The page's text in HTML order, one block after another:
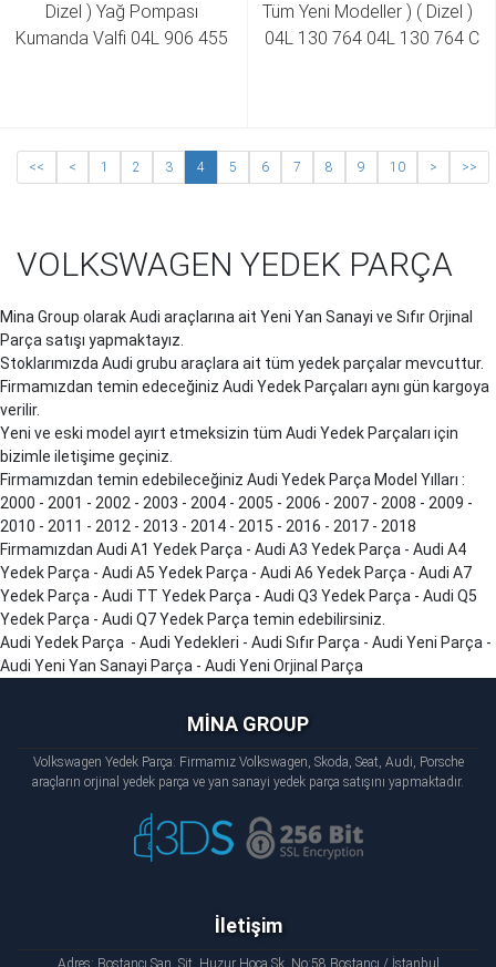
Dizel ) Yağ Pompası
Kumanda Valfi 04L 906 455
Tüm Yeni Modeller ) ( Dizel )
04L 130 764 04L 130 764 C
<< < 1 2 3 4 5 6 7 8 9 10 > >>
VOLKSWAGEN YEDEK PARÇA
Mina Group olarak Audi araçlarına ait Yeni Yan Sanayi ve Sıfır Orjinal
Parça satışı yapmaktayız.
Stoklarımızda Audi grubu araçlara ait tüm yedek parçalar mevcuttur.
Firmamızdan temin edeceğiniz Audi Yedek Parçaları aynı gün kargoya
verilir.
Yeni ve eski model ayırt etmeksizin tüm Audi Yedek Parçaları için
bizimle iletişime geçiniz.
Firmamızdan temin edebileceğiniz Audi Yedek Parça Model Yılları :
2000 - 2001 - 2002 - 2003 - 2004 - 2005 - 2006 - 2007 - 2008 - 2009 -
2010 - 2011 - 2012 - 2013 - 2014 - 2015 - 2016 - 2017 - 2018
Firmamızdan Audi A1 Yedek Parça - Audi A3 Yedek Parça - Audi A4
Yedek Parça - Audi A5 Yedek Parça - Audi A6 Yedek Parça - Audi A7
Yedek Parça - Audi TT Yedek Parça - Audi Q3 Yedek Parça - Audi Q5
Yedek Parça - Audi Q7 Yedek Parça temin edebilirsiniz.
Audi Yedek Parça - Audi Yedekleri - Audi Sıfır Parça - Audi Yeni Parça -
Audi Yeni Yan Sanayi Parça - Audi Yeni Orjinal Parça
MİNA GROUP
Volkswagen Yedek Parça: Firmamız Volkswagen, Skoda, Seat, Audi, Porsche
araçların orjinal yedek parça ve yan sanayi yedek parça satışını yapmaktadır.
İletişim